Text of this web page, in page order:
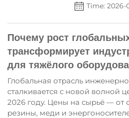
Time: 2026-
Почему рост
трансформирует
для тяжёлого
Глобальная отрасль
сталкивается с новой волной
2026 году. Цены на сырьё — от
резины, меди и